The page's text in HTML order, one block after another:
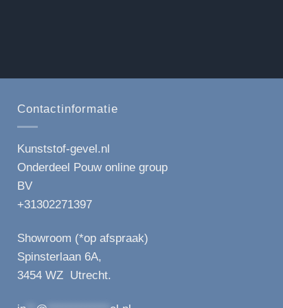
Contactinformatie
Kunststof-gevel.nl
Onderdeel Pouw online group
BV
+31302271397
Showroom (*op afspraak)
Spinsterlaan 6A,
3454 WZ Utrecht.